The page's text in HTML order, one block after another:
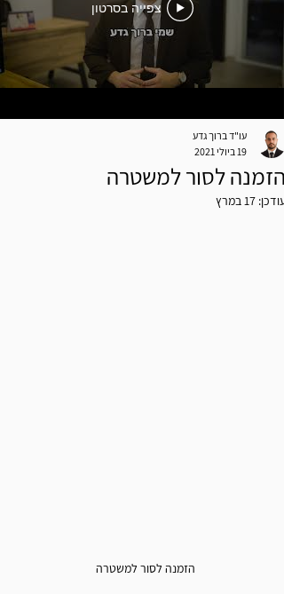
צפייה בסרטון
הזמנה לסור למשטרה
עו"ד ברוך גדע
19 ביולי 2021
עודכן: 17 במרץ
הזמנה לסור למשטרה